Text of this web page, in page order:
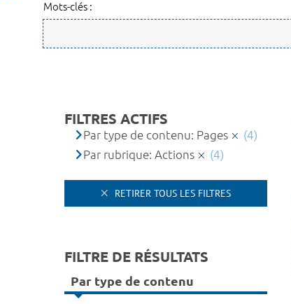
Mots-clés :
FILTRES ACTIFS
Par type de contenu: Pages
(4)
Par rubrique: Actions
(4)
RETIRER TOUS LES FILTRES
FILTRE DE RÉSULTATS
Par type de contenu